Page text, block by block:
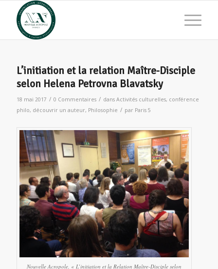
L’initiation et la relation Maître-Disciple
selon Helena Petrovna Blavatsky
18 mai 2017 / 0 Commentaires / dans Activités culturelles, conférence
philo, découvrir un auteur, Philosophie / par Paris 5
Nouvelle Acropole, « L’initiation et la Relation Maître-Disciple selon